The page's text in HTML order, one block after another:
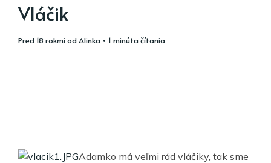
Vláčik
pred 18 rokmiodAlinka • 1 minúta čítania
Adamko má veľmi rád vláčiky, tak sme